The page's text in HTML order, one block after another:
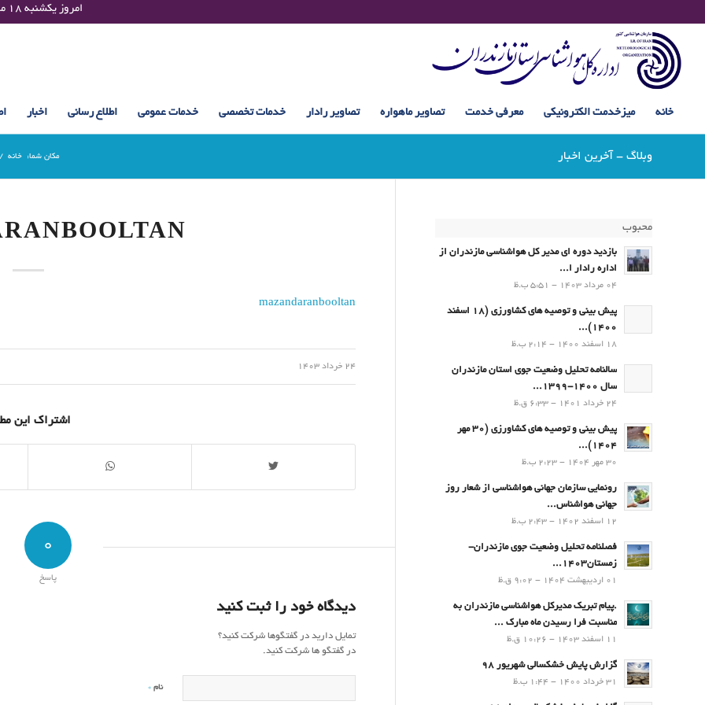
Sunday 09 August 2026 , 15:07 UTC ¤¤¤¤ امروز یکشنبه ۱۸ مرداد ۱۴۰۵ساعت : ۱۵:۰۷
خانه میزخدمت الکترونیکی معرفی خدمت تصاویر ماهواره تصاویر رادار خدمات تخصصی خدمات عمومی اطلاع رسانی اخبار
وبلاگ - آخرین اخبار مکان شما: خانه /
mazandaranbooltan
24 خرداد 1403
اشتراک این
0
پاسخ
دیدگاه خود را ثبت کنید
تمایل دارید در گفتگوها شرکت کنید؟
در گفتگو ها شرکت کنید.
نام *
محبوب
بازدید دوره ای مدیر کل هواشناسی مازندران از
اداره رادار ا...
04 مرداد 1403 - 5:51 ب.ظ
پیش بینی و توصیه های کشاورزی (18 اسفند
1400)...
18 اسفند 1400 - 2:14 ب.ظ
سالنامه تحلیل وضعیت جوی استان مازندران
سال 1400-1399...
24 خرداد 1401 - 6:33 ق.ظ
پیش بینی و توصیه های کشاورزی (30 مهر
۱۴۰۴)...
30 مهر 1404 - 2:23 ب.ظ
رونمایی سازمان جهانی هواشناسی از شعار روز
جهانی هواشناس...
12 اسفند 1402 - 2:43 ب.ظ
فصلنامه تحلیل وضعیت جوی مازندران-
زمستان۱۴۰۳...
01 اردیبهشت 1404 - 9:02 ق.ظ
.پيام تبريك مدیرکل هواشناسی مازندران به
مناسبت فرا رسيدن ماه مبارك ...
11 اسفند 1403 - 10:26 ق.ظ
گزارش پایش خشکسالی شهریور 98
31 خرداد 1400 - 1:44 ب.ظ